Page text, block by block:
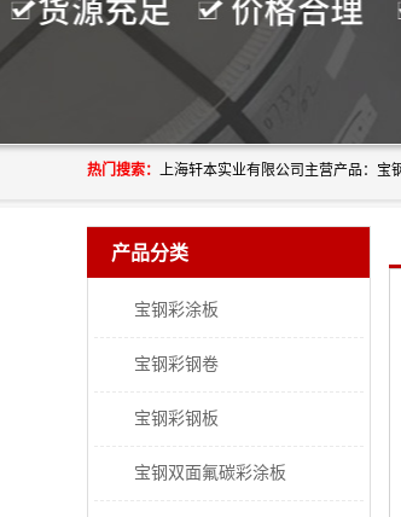
热门搜索：
产品分类
宝钢彩涂板
宝钢彩钢卷
宝钢彩钢板
宝钢双面氟碳彩涂板